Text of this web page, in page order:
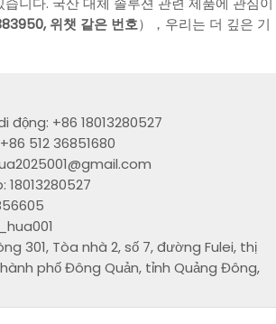
위챗 같은 번호），우리는 더 깊은 기
động: +86 18013280527
512 36851680
301, Tòa nhà 2, số 7, đường Fulei, thị
phố Đông Quản, tỉnh Quảng Đông,